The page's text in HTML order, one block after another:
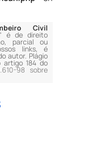
Civil
" é de direito
parcial ou
links, é
autor. Plágio
184 do
98 sobre